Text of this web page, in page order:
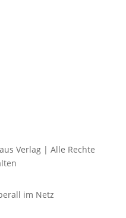
Verlag | Alle Rechte
im Netz